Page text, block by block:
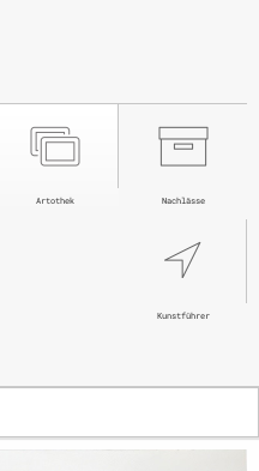
Nachlässe
Artothek
Kunstführer